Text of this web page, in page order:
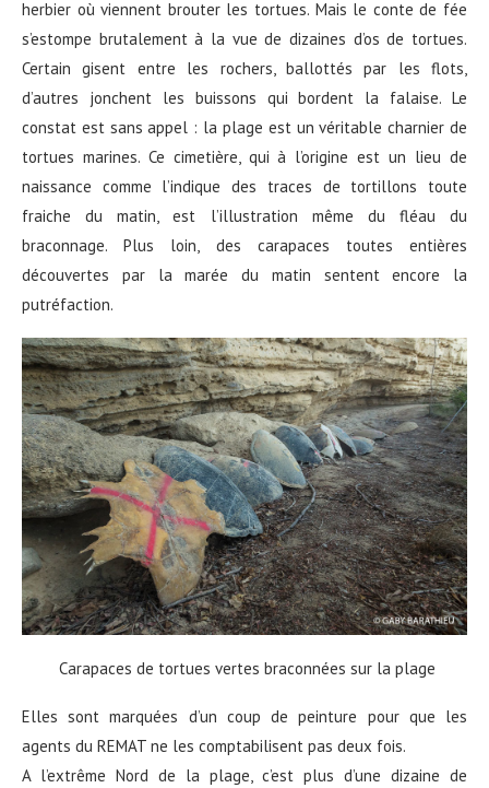
herbier où viennent brouter les tortues. Mais le conte de fée
s’estompe brutalement à la vue de dizaines d’os de tortues.
Certain gisent entre les rochers, ballottés par les flots,
d’autres jonchent les buissons qui bordent la falaise. Le
constat est sans appel : la plage est un véritable charnier de
tortues marines. Ce cimetière, qui à l’origine est un lieu de
naissance comme l’indique des traces de tortillons toute
fraiche du matin, est l’illustration même du fléau du
braconnage. Plus loin, des carapaces toutes entières
découvertes par la marée du matin sentent encore la
putréfaction.
Carapaces de tortues vertes braconnées sur la plage
Elles sont marquées d’un coup de peinture pour que les
agents du REMAT ne les comptabilisent pas deux fois.
A l’extrême Nord de la plage, c’est plus d’une dizaine de